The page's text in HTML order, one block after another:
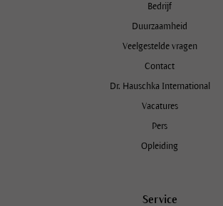
Bedrijf
Duurzaamheid
Veelgestelde vragen
Contact
Dr. Hauschka International
Vacatures
Pers
Opleiding
Service